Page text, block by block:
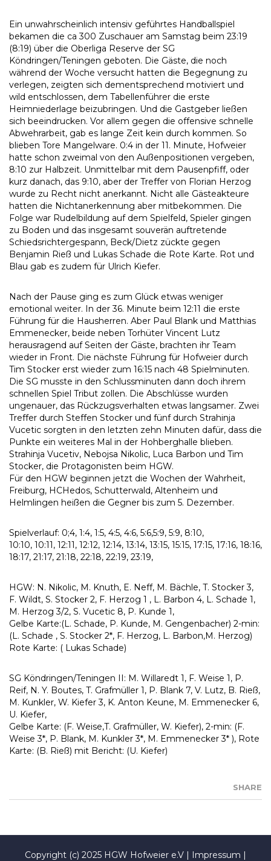
Ein unwahrscheinlich intensiv geführtes Handballspiel
bekamen die ca 300 Zuschauer am Samstag beim 23:19
(8:19) über die Oberliga Reserve der SG
Köndringen/Teningen geboten. Die Gäste, die noch
während der Woche versucht hatten die Begegnung zu
verlegen, zeigten sich dementsprechend motiviert und
wild entschlossen, dem Tabellenführer die erste
Heimniederlage beizubringen. Und die Gastgeber ließen
sich beeindrucken. Vor allem gegen die offensive schnelle
Abwehrarbeit, gab es lange Zeit kein durch kommen. So
blieben Tore Mangelware. 0:4 in der 11. Minute, Hofweier
hatte schon zweimal von den Außenpositionen vergeben,
8:10 zur Halbzeit. Unmittelbar mit dem Pausenpfiff, oder
kurz danach, das 9:10, aber der Treffer von Florian Herzog
wurde zu Recht nicht anerkannt. Nicht alle Gästeakteure
hatten die Nichtanerkennung aber mitbekommen. Die
Folge war Rudelbildung auf dem Spielfeld, Spieler gingen
zu Boden und das insgesamt souverän auftretende
Schiedsrichtergespann, Beck/Dietz zückte gegen
Benjamin Rieß und Lukas Schade die Rote Karte. Rot und
Blau gab es zudem für Ulrich Kiefer.
Nach der Pause ging es zum Glück etwas weniger
emotional weiter. In der 36. Minute beim 12:11 die erste
Führung für die Hausherren. Aber Paul Blank und Matthias
Emmenecker, beide neben Torhüter Vincent Lutz
herausragend auf Seiten der Gäste, brachten ihr Team
wieder in Front. Die nächste Führung für Hofweier durch
Tim Stocker erst wieder zum 16:15 nach 48 Spielminuten.
Die SG musste in den Schlussminuten dann doch ihrem
schnellen Spiel Tribut zollen. Die Abschlüsse wurden
ungenauer, das Rückzugsverhalten etwas langsamer. Zwei
Treffer durch Steffen Stocker und fünf durch Strahinja
Vucetic sorgten in den letzten zehn Minuten dafür, dass die
Punkte ein weiteres Mal in der Hohberghalle blieben.
Strahinja Vucetiv, Nebojsa Nikolic, Luca Barbon und Tim
Stocker, die Protagonisten beim HGW.
Für den HGW beginnen jetzt die Wochen der Wahrheit,
Freiburg, HCHedos, Schutterwald, Altenheim und
Helmlingen heißen die Gegner bis zum 5. Dezember.
Spielverlauf: 0;4, 1:4, 1:5, 4:5, 4:6, 5:6,5:9, 5:9, 8:10,
10:10, 10:11, 12:11, 12:12, 12:14, 13:14, 13:15, 15:15, 17:15, 17:16, 18:16,
18:17, 21:17, 21:18, 22:18, 22:19, 23:19,
HGW: N. Nikolic, M. Knuth, E. Neff, M. Bächle, T. Stocker 3,
F. Wildt, S. Stocker 2, F. Herzog 1 , L. Barbon 4, L. Schade 1,
M. Herzog 3/2, S. Vucetic 8, P. Kunde 1,
Gelbe Karte:(L. Schade, P. Kunde, M. Gengenbacher) 2-min:
(L. Schade , S. Stocker 2*, F. Herzog, L. Barbon,M. Herzog)
Rote Karte: ( Lukas Schade)
SG Köndringen/Teningen II: M. Willaredt 1, F. Weise 1, P.
Reif, N. Y. Boutes, T. Grafmüller 1, P. Blank 7, V. Lutz, B. Rieß,
M. Kunkler, W. Kiefer 3, K. Anton Keune, M. Emmenecker 6,
U. Kiefer,
Gelbe Karte: (F. Weise,T. Grafmüller, W. Kiefer), 2-min: (F.
Weise 3*, P. Blank, M. Kunkler 3*, M. Emmenecker 3* ), Rote
Karte: (B. Rieß) mit Bericht: (U. Kiefer)
SHARE
Copyright (c) 2025 HGW Hofweier e.V | Impressum |